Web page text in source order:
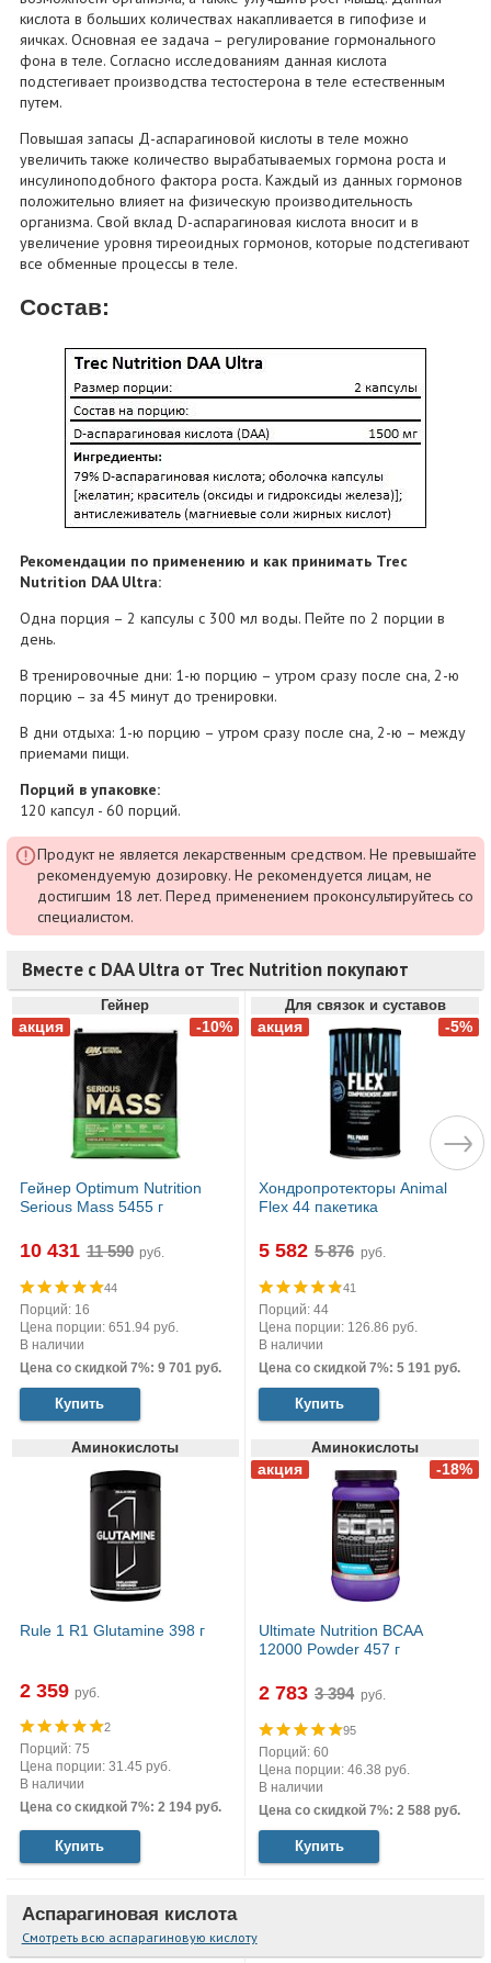
кислота в больших количествах накапливается в гипофизе и
яичках. Основная ее задача – регулирование гормонального
фона в теле. Согласно исследованиям данная кислота
подстегивает производства тестостерона в теле естественным
путем.
Повышая запасы Д-аспарагиновой кислоты в теле можно
увеличить также количество вырабатываемых гормона роста и
инсулиноподобного фактора роста. Каждый из данных гормонов
положительно влияет на физическую производительность
организма. Свой вклад D-аспарагиновая кислота вносит и в
увеличение уровня тиреоидных гормонов, которые подстегивают
все обменные процессы в теле.
Состав:
Рекомендации по применению и как принимать Trec
Nutrition DAA Ultra:
Одна порция – 2 капсулы с 300 мл воды. Пейте по 2 порции в
день.
В тренировочные дни: 1-ю порцию – утром сразу после сна, 2-ю
порцию – за 45 минут до тренировки.
В дни отдыха: 1-ю порцию – утром сразу после сна, 2-ю – между
приемами пищи.
Порций в упаковке:
120 капсул - 60 порций.
Продукт не является лекарственным средством. Не превышайте
рекомендуемую дозировку. Не рекомендуется лицам, не
достигшим 18 лет. Перед применением проконсультируйтесь со
специалистом.
Вместе с DAA Ultra от Trec Nutrition покупают
Гейнер
Гейнер Optimum Nutrition
Serious Mass 5455 г
10 431 руб.
44
Порций: 16
Цена порции: 651.94 руб.
В наличии
Цена со скидкой 7%: 9 701 руб.
Купить
Для связок и суставов
Хондропротекторы Animal
Flex 44 пакетика
5 582 руб.
41
Порций: 44
Цена порции: 126.86 руб.
В наличии
Цена со скидкой 7%: 5 191 руб.
Купить
Аминокислоты
Rule 1 R1 Glutamine 398 г
2 359 руб.
2
Порций: 75
Цена порции: 31.45 руб.
В наличии
Цена со скидкой 7%: 2 194 руб.
Купить
Аминокислоты
Ultimate Nutrition BCAA
12000 Powder 457 г
2 783 руб.
95
Порций: 60
Цена порции: 46.38 руб.
В наличии
Цена со скидкой 7%: 2 588 руб.
Купить
Аспарагиновая кислота
Смотреть всю аспарагиновую кислоту